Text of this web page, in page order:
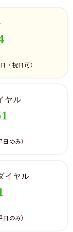
・祝日可）
ヤル
日のみ）
イヤル
日のみ）